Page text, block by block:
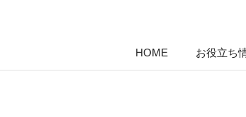
HOME お役立ち